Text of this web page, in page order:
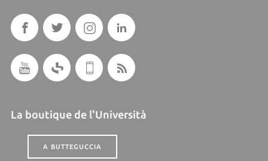
La boutique de l'Università
A BUTTEGUCCIA